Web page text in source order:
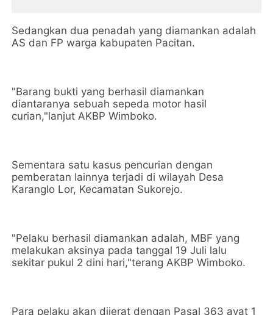
Sedangkan dua penadah yang diamankan adalah
AS dan FP warga kabupaten Pacitan.
"Barang bukti yang berhasil diamankan
diantaranya sebuah sepeda motor hasil
curian,"lanjut AKBP Wimboko.
Sementara satu kasus pencurian dengan
pemberatan lainnya terjadi di wilayah Desa
Karanglo Lor, Kecamatan Sukorejo.
"Pelaku berhasil diamankan adalah, MBF yang
melakukan aksinya pada tanggal 19 Juli lalu
sekitar pukul 2 dini hari,"terang AKBP Wimboko.
Para pelaku akan dijerat dengan Pasal 363 ayat 1